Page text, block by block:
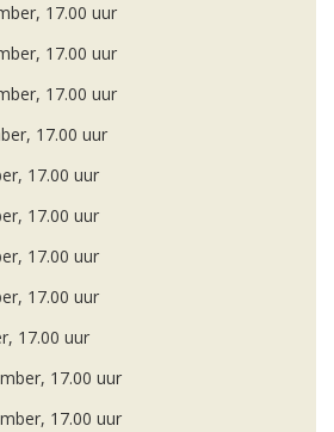
17.00 uur
17.00 uur
17.00 uur
17.00 uur
17.00 uur
17.00 uur
17.00 uur
17.00 uur
17.00 uur
17.00 uur
17.00 uur